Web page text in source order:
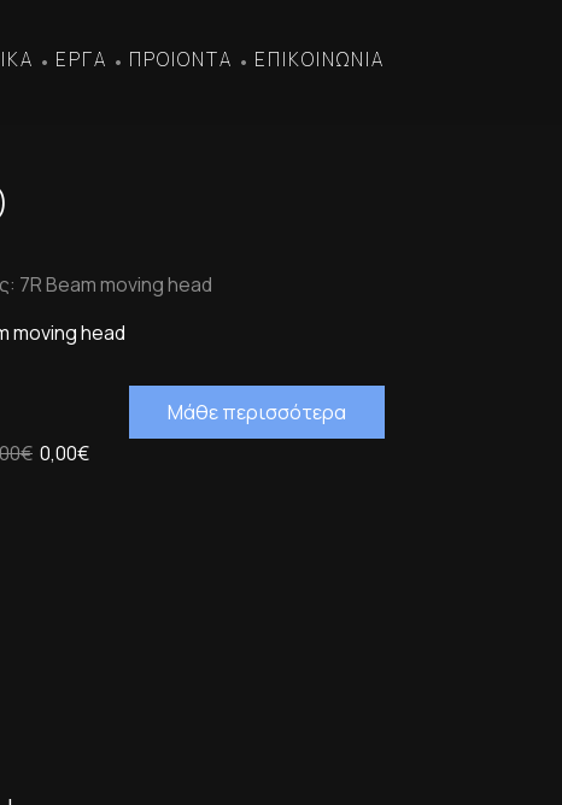
• ΕΡΓΑ • ΠΡΟΙΟΝΤΑ • ΕΠΙΚΟΙΝΩΝΙΑ
7R Beam moving head
moving head
Μάθε περισσότερα
0,00€